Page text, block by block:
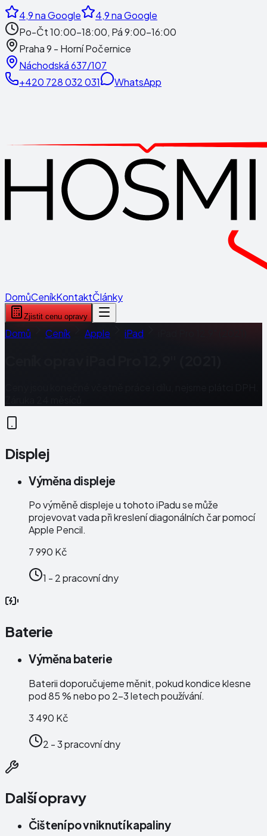
4,9na Google 4,9na Google
Po-Čt 10:00-18:00, Pá 9:00-16:00
Praha 9 - Horní Počernice
Náchodská 637/107
+420 728 032 031
WhatsApp
DomůCeníkKontaktČlánky
Zjistit cenu opravy
Domů Ceník Apple iPad
Displej
Výměna displeje
Po výměně displeje u tohoto iPadu se může
projevovat vada při kreslení diagonálních čar pomocí
Apple Pencil.
7 990 Kč
1 - 2 pracovní dny
Baterie
Výměna baterie
Baterii doporučujeme měnit, pokud kondice klesne
pod 85 % nebo po 2–3 letech používání.
3 490 Kč
2 - 3 pracovní dny
Další opravy
Čištení po vniknutí kapaliny